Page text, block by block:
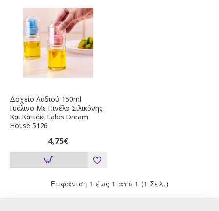
Δοχείο Λαδιού 150ml
Γυάλινο Με Πινέλο Σιλικόνης
Και Καπάκι Lalos Dream
House 5126
4,75€
Εμφάνιση 1 έως 1 από 1 (1 Σελ.)